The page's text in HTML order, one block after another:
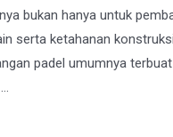
bukan hanya untuk
serta ketahanan
padel umumnya